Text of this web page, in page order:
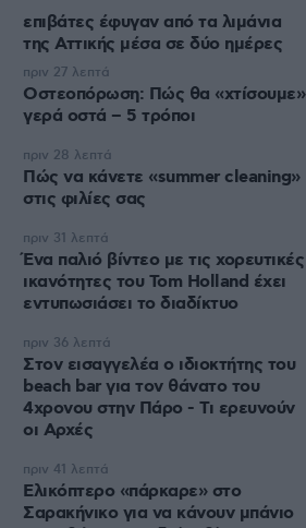
επιβάτες έφυγαν από τα λιμάνια
της Αττικής μέσα σε δύο ημέρες
Οστεοπόρωση: Πώς θα «χτίσουμε»
γερά οστά – 5 τρόποι
πριν 27 λεπτά
Πώς να κάνετε «summer cleaning»
στις φιλίες σας
πριν 28 λεπτά
Ένα παλιό βίντεο με τις χορευτικές
ικανότητες του Tom Holland έχει
εντυπωσιάσει το διαδίκτυο
πριν 31 λεπτά
Στον εισαγγελέα ο ιδιοκτήτης του
beach bar για τον θάνατο του
4χρονου στην Πάρο - Τι ερευνούν
οι Αρχές
πριν 36 λεπτά
Ελικόπτερο «πάρκαρε» στο
Σαρακήνικο για να κάνουν μπάνιο
πριν 41 λεπτά